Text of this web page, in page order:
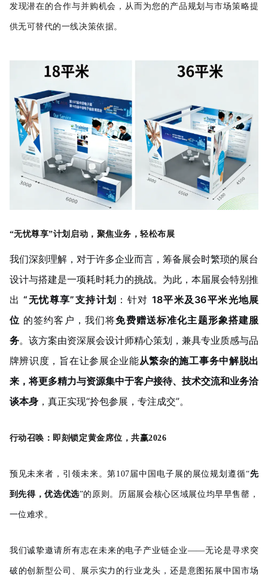
发现潜在的合作与并购机会，从而为您的产品规划与市场策略提
供无可替代的一线决策依据。
“无忧尊享”计划启动，聚焦业务，轻松布展
我们深刻理解，对于许多企业而言，筹备展会时繁琐的展台
设计与搭建是一项耗时耗力的挑战。为此，本届展会特别推
出“无忧尊享”支持计划 ：针对 18平米及36平米光地展
位 的签约客户，我们将免费赠送标准化主题形象搭建服
务。该方案由资深展会设计师精心策划，兼具专业质感与品
牌辨识度，旨在让参展企业能从繁杂的施工事务中解脱出
来，将更多精力与资源集中于客户接待、技术交流和业务洽
谈本身，真正实现“拎包参展，专注成交”。
行动召唤：即刻锁定黄金席位，共赢2026
预见未来者，引领未来。第107届中国电子展的展位规划遵循“先
到先得，优选优选”的原则。历届展会核心区域展位均早早售罄，
一位难求。
我们诚挚邀请所有志在未来的电子产业链企业——无论是寻求突
破的创新型公司、展示实力的行业龙头，还是意图拓展中国市场